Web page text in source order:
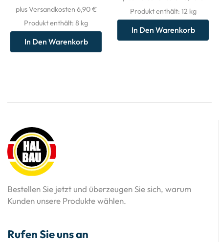
plus Versandkosten 6,90 €
Produkt enthält: 8 kg
In Den Warenkorb
Produkt enthält: 12 kg
In Den Warenkorb
Bestellen Sie jetzt und überzeugen Sie sich, warum
Kunden unsere Produkte wählen.
Rufen Sie uns an